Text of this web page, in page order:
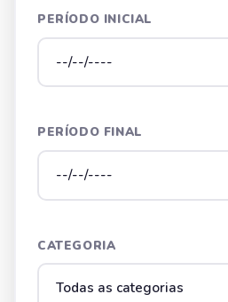
PERÍODO INICIAL
PERÍODO FINAL
CATEGORIA